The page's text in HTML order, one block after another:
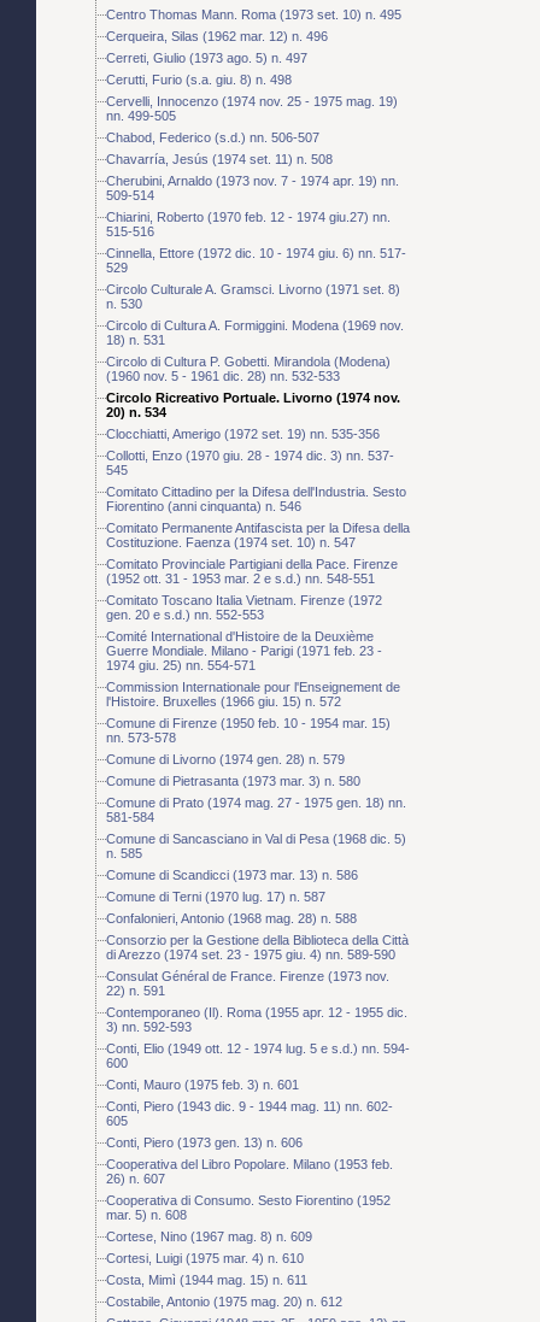
Centro Thomas Mann. Roma (1973 set. 10) n. 495
Cerqueira, Silas (1962 mar. 12) n. 496
Cerreti, Giulio (1973 ago. 5) n. 497
Cerutti, Furio (s.a. giu. 8) n. 498
Cervelli, Innocenzo (1974 nov. 25 - 1975 mag. 19)
nn. 499-505
Chabod, Federico (s.d.) nn. 506-507
Chavarría, Jesús (1974 set. 11) n. 508
Cherubini, Arnaldo (1973 nov. 7 - 1974 apr. 19) nn.
509-514
Chiarini, Roberto (1970 feb. 12 - 1974 giu.27) nn.
515-516
Cinnella, Ettore (1972 dic. 10 - 1974 giu. 6) nn. 517-
529
Circolo Culturale A. Gramsci. Livorno (1971 set. 8)
n. 530
Circolo di Cultura A. Formiggini. Modena (1969 nov.
18) n. 531
Circolo di Cultura P. Gobetti. Mirandola (Modena)
(1960 nov. 5 - 1961 dic. 28) nn. 532-533
Circolo Ricreativo Portuale. Livorno (1974 nov.
20) n. 534
Clocchiatti, Amerigo (1972 set. 19) nn. 535-356
Collotti, Enzo (1970 giu. 28 - 1974 dic. 3) nn. 537-
545
Comitato Cittadino per la Difesa dell'Industria. Sesto
Fiorentino (anni cinquanta) n. 546
Comitato Permanente Antifascista per la Difesa della
Costituzione. Faenza (1974 set. 10) n. 547
Comitato Provinciale Partigiani della Pace. Firenze
(1952 ott. 31 - 1953 mar. 2 e s.d.) nn. 548-551
Comitato Toscano Italia Vietnam. Firenze (1972
gen. 20 e s.d.) nn. 552-553
Comité International d'Histoire de la Deuxième
Guerre Mondiale. Milano - Parigi (1971 feb. 23 -
1974 giu. 25) nn. 554-571
Commission Internationale pour l'Enseignement de
l'Histoire. Bruxelles (1966 giu. 15) n. 572
Comune di Firenze (1950 feb. 10 - 1954 mar. 15)
nn. 573-578
Comune di Livorno (1974 gen. 28) n. 579
Comune di Pietrasanta (1973 mar. 3) n. 580
Comune di Prato (1974 mag. 27 - 1975 gen. 18) nn.
581-584
Comune di Sancasciano in Val di Pesa (1968 dic. 5)
n. 585
Comune di Scandicci (1973 mar. 13) n. 586
Comune di Terni (1970 lug. 17) n. 587
Confalonieri, Antonio (1968 mag. 28) n. 588
Consorzio per la Gestione della Biblioteca della Città
di Arezzo (1974 set. 23 - 1975 giu. 4) nn. 589-590
Consulat Général de France. Firenze (1973 nov.
22) n. 591
Contemporaneo (Il). Roma (1955 apr. 12 - 1955 dic.
3) nn. 592-593
Conti, Elio (1949 ott. 12 - 1974 lug. 5 e s.d.) nn. 594-
600
Conti, Mauro (1975 feb. 3) n. 601
Conti, Piero (1943 dic. 9 - 1944 mag. 11) nn. 602-
605
Conti, Piero (1973 gen. 13) n. 606
Cooperativa del Libro Popolare. Milano (1953 feb.
26) n. 607
Cooperativa di Consumo. Sesto Fiorentino (1952
mar. 5) n. 608
Cortese, Nino (1967 mag. 8) n. 609
Cortesi, Luigi (1975 mar. 4) n. 610
Costa, Mimì (1944 mag. 15) n. 611
Costabile, Antonio (1975 mag. 20) n. 612